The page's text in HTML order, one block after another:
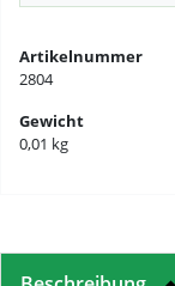
Artikelnummer
2804
Gewicht
0,01 kg